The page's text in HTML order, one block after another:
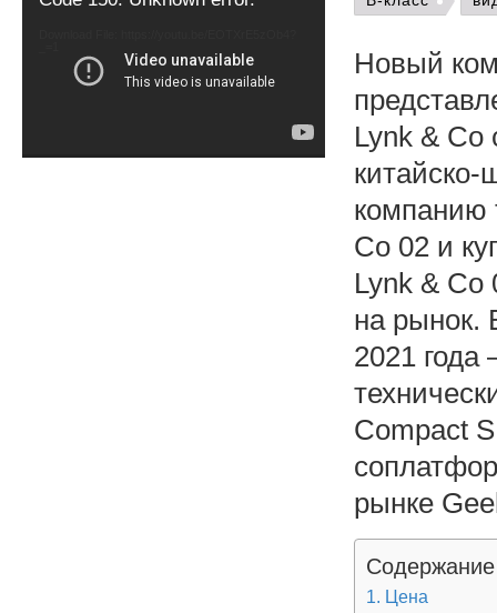
Новый
Lynk & Co
компанию
Co 02 и
Lynk & Co
на рынок.
2021 года
Compact
рынке
Содержание
Цена